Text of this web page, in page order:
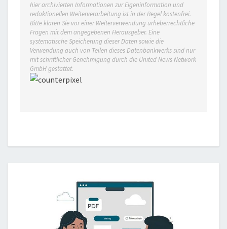
hier archivierten Informationen zur Eigeninformation und
redaktionellen Weiterverarbeitung ist in der Regel kostenfrei.
Bitte klären Sie vor einer Weiterverwendung urheberrechtliche
Fragen mit dem angegebenen Herausgeber. Eine
systematische Speicherung dieser Daten sowie die
Verwendung auch von Teilen dieses Datenbankwerks sind nur
mit schriftlicher Genehmigung durch die United News Network
GmbH gestattet.